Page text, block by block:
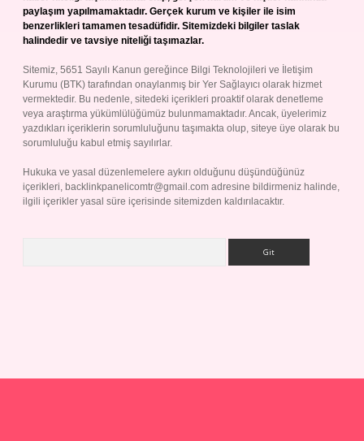
paylaşım yapılmamaktadır. Gerçek kurum ve kişiler ile isim
benzerlikleri tamamen tesadüfidir. Sitemizdeki bilgiler taslak
halindedir ve tavsiye niteliği taşımazlar.
Sitemiz, 5651 Sayılı Kanun gereğince Bilgi Teknolojileri ve İletişim
Kurumu (BTK) tarafından onaylanmış bir Yer Sağlayıcı olarak hizmet
vermektedir. Bu nedenle, sitedeki içerikleri proaktif olarak denetleme
veya araştırma yükümlülüğümüz bulunmamaktadır. Ancak, üyelerimiz
yazdıkları içeriklerin sorumluluğunu taşımakta olup, siteye üye olarak bu
sorumluluğu kabul etmiş sayılırlar.
Hukuka ve yasal düzenlemelere aykırı olduğunu düşündüğünüz
içerikleri, backlinkpanelicomtr@gmail.com adresine bildirmeniz halinde,
ilgili içerikler yasal süre içerisinde sitemizden kaldırılacaktır.